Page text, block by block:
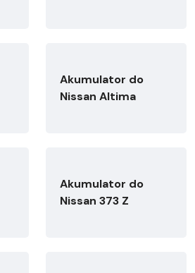
Akumulator do
Nissan Altima
Akumulator do
Nissan 373 Z